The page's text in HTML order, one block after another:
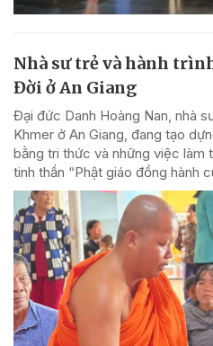
Nhà sư trẻ và hành
Đời ở An Giang
Đại đức Danh Hoàng Nan, nhà
Khmer ở An Giang, đang tạo
bằng tri thức và những việc làm
tinh thần “Phật giáo đồng hành